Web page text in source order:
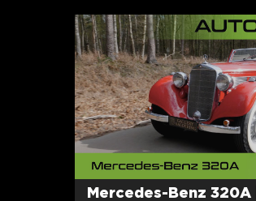
Mercedes-Benz 320A